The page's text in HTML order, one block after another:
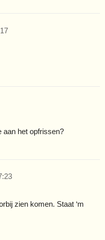
aan het opfrissen?
zien komen. Staat ‘m